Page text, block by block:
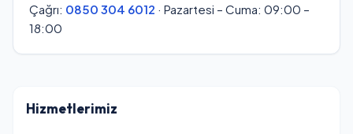
Çağrı: 0850 304 6012 · Pazartesi – Cuma: 09:00 –
18:00
Hizmetlerimiz